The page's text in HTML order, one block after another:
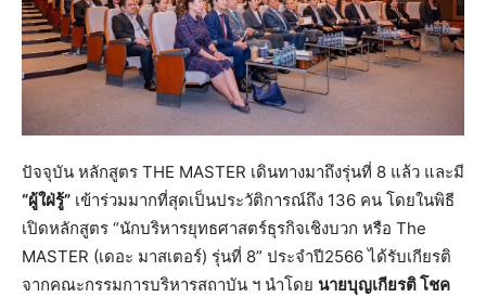
ปัจจุบัน หลักสูตร THE MASTER เดินทางมาถึงรุ่นที่ 8 แล้ว และมี
“ผู้ใฝ่รู้” เข้าร่วมมากที่สุดเป็นประวัติการณ์ถึง 136 คน โดยในพิธี
เปิดหลักสูตร “นักบริหารยุทธศาสตร์ธุรกิจเชิงบวก หรือ The
MASTER (เดอะ มาสเตอร์) รุ่นที่ 8” ประจำปี2566 ได้รับเกียรติ
จากคณะกรรมการบริหารสถาบัน ฯ นำโดย นายบุญเกียรติ โชค